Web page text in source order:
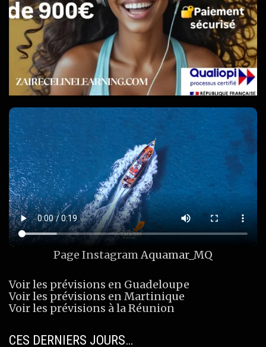
Page InstagramAquamar_MQ
Voir les prévisions en Guadeloupe
Voir les prévisions en Martinique
Voir les prévisions à la Réunion
CES DERNIERS JOURS…